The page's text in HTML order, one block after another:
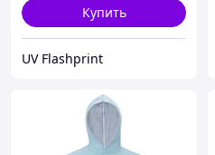
Купить
UV Flashprint